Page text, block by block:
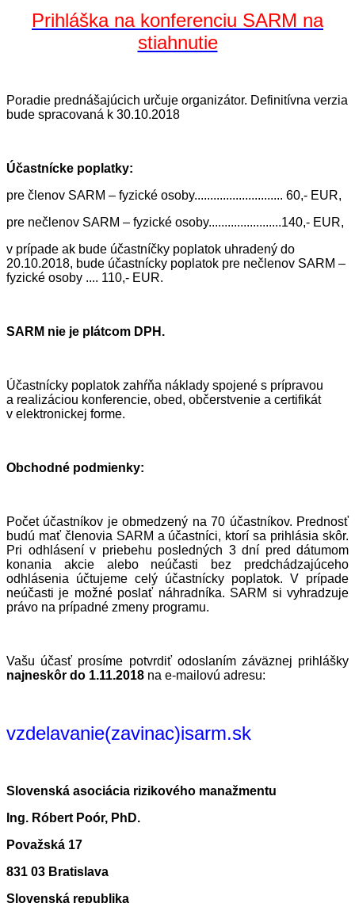
Prihláška na konferenciu SARM na
stiahnutie
Poradie prednášajúcich určuje organizátor. Definitívna verzia
bude spracovaná k 30.10.2018
Účastnícke poplatky:
pre členov SARM – fyzické osoby............................ 60,- EUR,
pre nečlenov SARM – fyzické osoby.......................140,- EUR,
v prípade ak bude účastníčky poplatok uhradený do
20.10.2018, bude účastnícky poplatok pre nečlenov SARM –
fyzické osoby .... 110,- EUR.
SARM nie je plátcom DPH.
Účastnícky poplatok zahŕňa náklady spojené s prípravou
a realizáciou konferencie, obed, občerstvenie a certifikát
v elektronickej forme.
Obchodné podmienky:
Počet účastníkov je obmedzený na70 účastníkov. Prednosť
budú mať členovia SARM a účastníci, ktorí sa prihlásia skôr.
Pri odhlásení v priebehu posledných 3 dní pred dátumom
konania akcie alebo neúčasti bez predchádzajúceho
odhlásenia účtujeme celý účastnícky poplatok. V prípade
neúčasti je možné poslať náhradníka. SARM si vyhradzuje
právo na prípadné zmeny programu.
Vašu účasť prosíme potvrdiť odoslaním záväznej prihlášky
najneskôr do 1.11.2018 na e-mailovú adresu:
vzdelavanie(zavinac)isarm.sk
Slovenská asociácia rizikového manažmentu
Ing. Róbert Poór, PhD.
Považská 17
831 03 Bratislava
Slovenská republika